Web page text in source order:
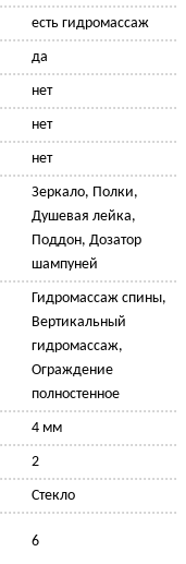
есть гидромассаж
да
нет
нет
нет
Зеркало, Полки,
Душевая лейка,
Поддон, Дозатор
шампуней
Гидромассаж спины,
Вертикальный
гидромассаж,
Ограждение
полностенное
4 мм
2
Стекло
6